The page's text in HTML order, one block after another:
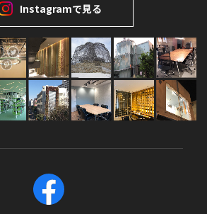
Instagramで見る